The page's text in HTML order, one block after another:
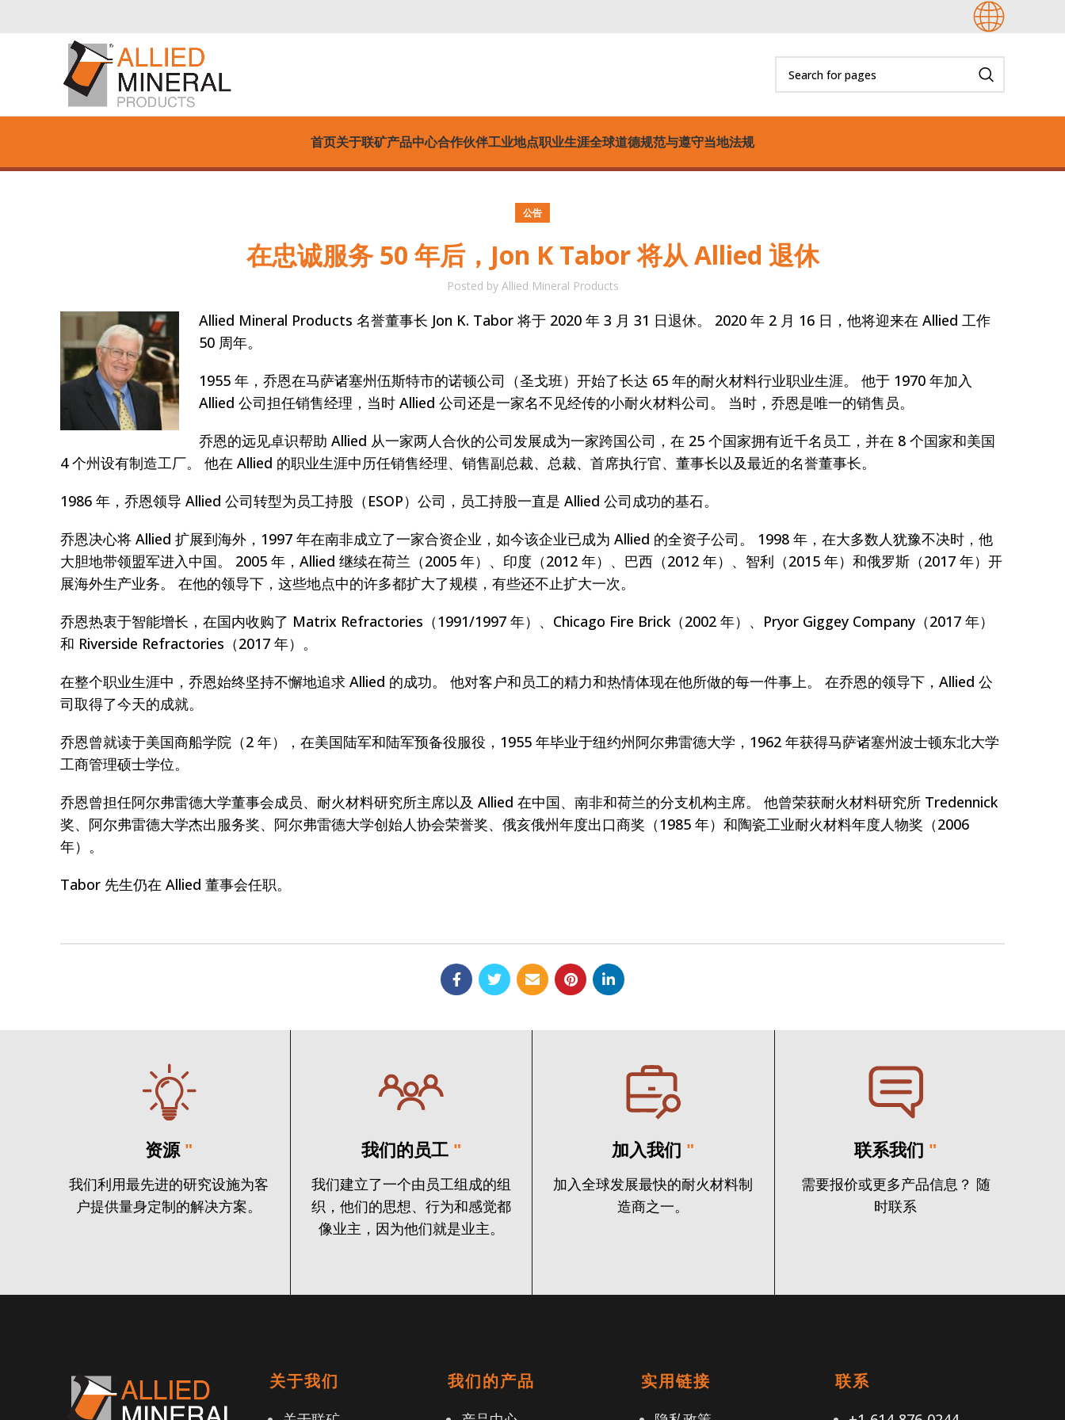
首页关于联矿产品中心合作伙伴工业地点职业生涯全球道德规范与遵守当地法规
公告
在忠诚服务 50 年后，Jon K Tabor 将从 Allied 退休
Posted by Allied Mineral Products
Allied Mineral Products 名誉董事长 Jon K. Tabor 将于 2020 年 3 月 31 日退休。 2020 年 2 月 16 日，他将迎来在 Allied 工作
50 周年。
1955 年，乔恩在马萨诸塞州伍斯特市的诺顿公司（圣戈班）开始了长达 65 年的耐火材料行业职业生涯。 他于 1970 年加入
Allied 公司担任销售经理，当时 Allied 公司还是一家名不见经传的小耐火材料公司。 当时，乔恩是唯一的销售员。
乔恩的远见卓识帮助 Allied 从一家两人合伙的公司发展成为一家跨国公司，在 25 个国家拥有近千名员工，并在 8 个国家和美国
4 个州设有制造工厂。 他在 Allied 的职业生涯中历任销售经理、销售副总裁、总裁、首席执行官、董事长以及最近的名誉董事长。
1986 年，乔恩领导 Allied 公司转型为员工持股（ESOP）公司，员工持股一直是 Allied 公司成功的基石。
乔恩决心将 Allied 扩展到海外，1997 年在南非成立了一家合资企业，如今该企业已成为 Allied 的全资子公司。 1998 年，在大多数人犹豫不决时，他
大胆地带领盟军进入中国。 2005 年，Allied 继续在荷兰（2005 年）、印度（2012 年）、巴西（2012 年）、智利（2015 年）和俄罗斯（2017 年）开
展海外生产业务。 在他的领导下，这些地点中的许多都扩大了规模，有些还不止扩大一次。
乔恩热衷于智能增长，在国内收购了 Matrix Refractories（1991/1997 年）、Chicago Fire Brick（2002 年）、Pryor Giggey Company（2017 年）
和 Riverside Refractories（2017 年）。
在整个职业生涯中，乔恩始终坚持不懈地追求 Allied 的成功。 他对客户和员工的精力和热情体现在他所做的每一件事上。 在乔恩的领导下，Allied 公
司取得了今天的成就。
乔恩曾就读于美国商船学院（2 年），在美国陆军和陆军预备役服役，1955 年毕业于纽约州阿尔弗雷德大学，1962 年获得马萨诸塞州波士顿东北大学
工商管理硕士学位。
乔恩曾担任阿尔弗雷德大学董事会成员、耐火材料研究所主席以及 Allied 在中国、南非和荷兰的分支机构主席。 他曾荣获耐火材料研究所 Tredennick
奖、阿尔弗雷德大学杰出服务奖、阿尔弗雷德大学创始人协会荣誉奖、俄亥俄州年度出口商奖（1985 年）和陶瓷工业耐火材料年度人物奖（2006
年）。
Tabor 先生仍在 Allied 董事会任职。
资源 "
我们利用最先进的研究设施为客
户提供量身定制的解决方案。
我们的员工 "
我们建立了一个由员工组成的组
织，他们的思想、行为和感觉都
像业主，因为他们就是业主。
加入我们 "
加入全球发展最快的耐火材料制
造商之一。
联系我们 "
需要报价或更多产品信息？ 随
时联系
关于我们 我们的产品 实用链接 联系